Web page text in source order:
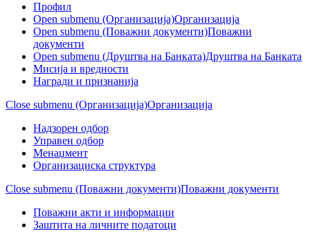
Профил
Open submenu (Организација)Организација
Open submenu (Поважни документи)Поважни
документи
Open submenu (Друштва на Банката)Друштва на Банката
Мисија и вредности
Награди и признанија
Close submenu (Организација)Организација
Надзорен одбор
Управен одбор
Менаџмент
Организациска структура
Close submenu (Поважни документи)Поважни документи
Поважни акти и информации
Заштита на личните податоци